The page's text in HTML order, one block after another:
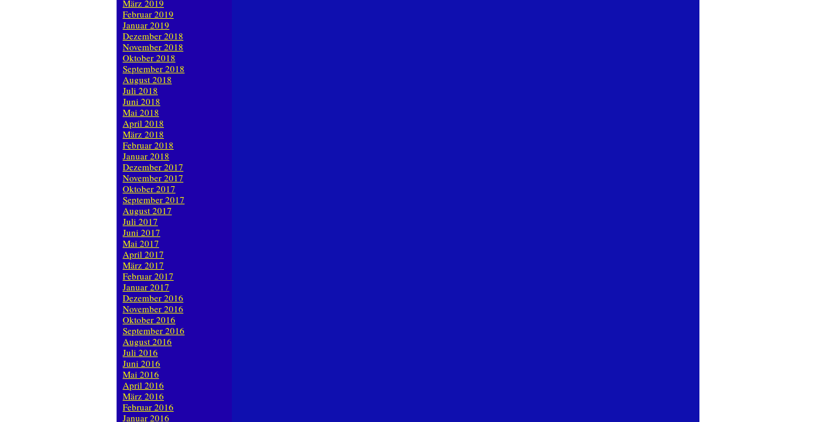
März 2019
Februar 2019
Januar 2019
Dezember 2018
November 2018
Oktober 2018
September 2018
August 2018
Juli 2018
Juni 2018
Mai 2018
April 2018
März 2018
Februar 2018
Januar 2018
Dezember 2017
November 2017
Oktober 2017
September 2017
August 2017
Juli 2017
Juni 2017
Mai 2017
April 2017
März 2017
Februar 2017
Januar 2017
Dezember 2016
November 2016
Oktober 2016
September 2016
August 2016
Juli 2016
Juni 2016
Mai 2016
April 2016
März 2016
Februar 2016
Januar 2016